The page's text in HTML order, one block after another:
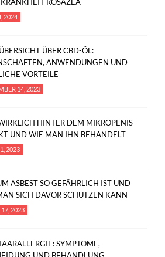
2024
ÜBER CBD-ÖL:
ANWENDUNGEN UND
VORTEILE
14, 2023
HINTER DEM MIKROPENIS
UND WIE MAN IHN BEHANDELT
2023
ASBEST SO GEFÄHRLICH IST UND
SICH DAVOR SCHÜTZEN KANN
2023
SYMPTOME,